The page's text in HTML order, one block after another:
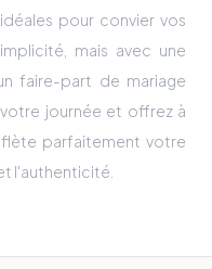
pour convier vos
mais avec une
faire-part de mariage
journée et offrez à
parfaitement votre
l'authenticité.